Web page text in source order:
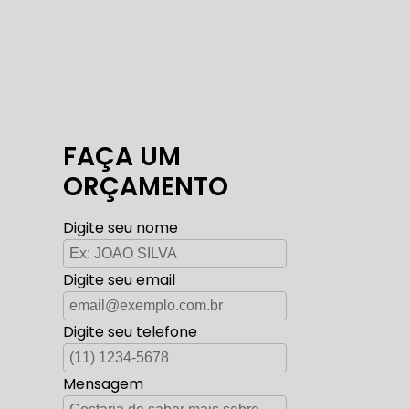
FAÇA UM
ORÇAMENTO
Digite seu nome
Digite seu email
Digite seu telefone
Mensagem